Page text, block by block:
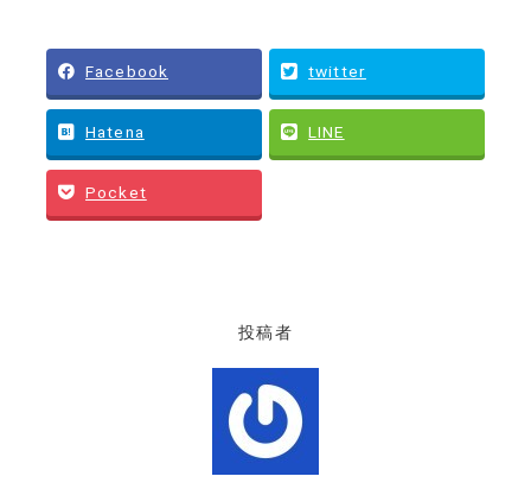
Facebook twitter
Hatena LINE
Pocket
投稿者